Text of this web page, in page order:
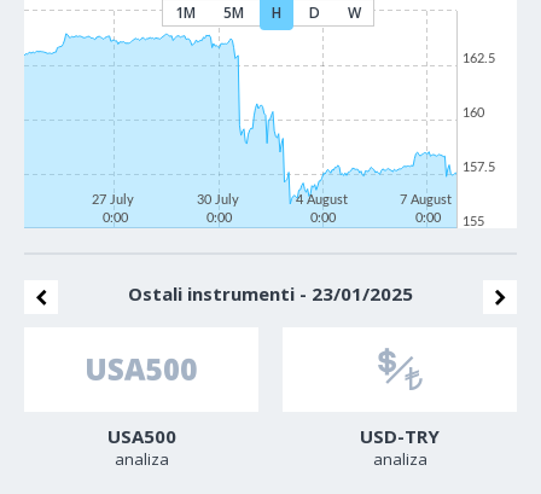
1M 5M H D W
27 July
0:00
30 July
0:00
4 August
0:00
7 August
0:00
155
157.5
160
162.5
Ostali instrumenti - 23/01/2025
USA500
analiza
USD-TRY
analiza